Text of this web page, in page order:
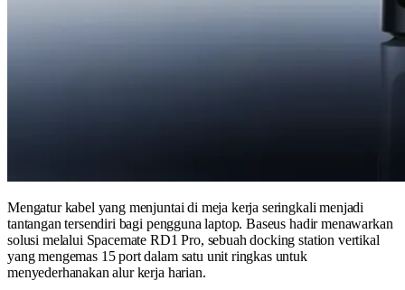
Mengatur kabel yang menjuntai di meja kerja seringkali menjadi
tantangan tersendiri bagi pengguna laptop. Baseus hadir menawarkan
solusi melalui Spacemate RD1 Pro, sebuah docking station vertikal
yang mengemas 15 port dalam satu unit ringkas untuk
menyederhanakan alur kerja harian.